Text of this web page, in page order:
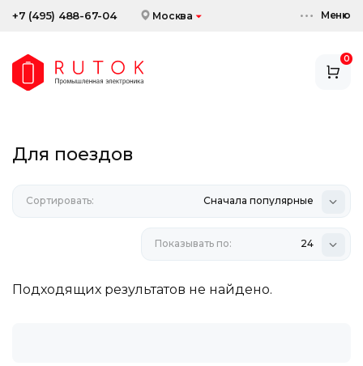
+7 (495) 488-67-04 Москва Меню
0
АККУМУЛЯТОРЫ
АКСЕССУАРЫ
СКИДКИ И АКЦИИ
Для поездов
Сортировать: Сначала популярные
Показывать по: 24
Подходящих результатов не найдено.